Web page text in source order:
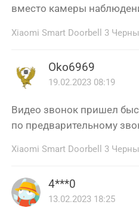
вместо камеры
Xiaomi Smart Doorbell 3
Oko6969
19.02.2023 08:19
Видео звонок пришел
по предварительному
Xiaomi Smart Doorbell 3
4***0
13.02.2023 18:25